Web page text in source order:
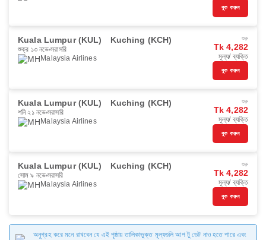
বুক করুন
Kuala Lumpur (KUL) Kuching (KCH)
শুক্র ১৩ নভে সরাসরি
Malaysia Airlines
শুরু
Tk 4,282
মূল্য/ ব্যক্তি
বুক করুন
Kuala Lumpur (KUL) Kuching (KCH)
শনি ২১ নভে সরাসরি
Malaysia Airlines
শুরু
Tk 4,282
মূল্য/ ব্যক্তি
বুক করুন
Kuala Lumpur (KUL) Kuching (KCH)
সোম ৯ নভে সরাসরি
Malaysia Airlines
শুরু
Tk 4,282
মূল্য/ ব্যক্তি
বুক করুন
অনুগ্রহ করে মনে রাখবেন যে এই পৃষ্ঠায় তালিকাভুক্ত মূল্যগুলি আপ টু ডেট নাও হতে পারে এবং